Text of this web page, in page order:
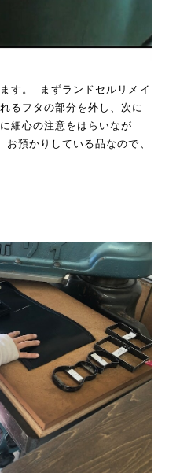
す。 まずランドセルリメイ
るフタの部分を外し、次に
細心の注意をはらいなが
預かりしている品なので、